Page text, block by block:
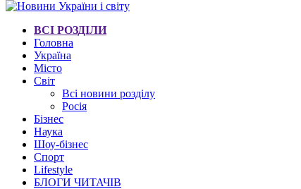
ВСІ РОЗДІЛИ
Головна
Україна
Місто
Світ
Всі новини розділу
Росія
Бізнес
Наука
Шоу-бізнес
Спорт
Lifestyle
БЛОГИ ЧИТАЧІВ